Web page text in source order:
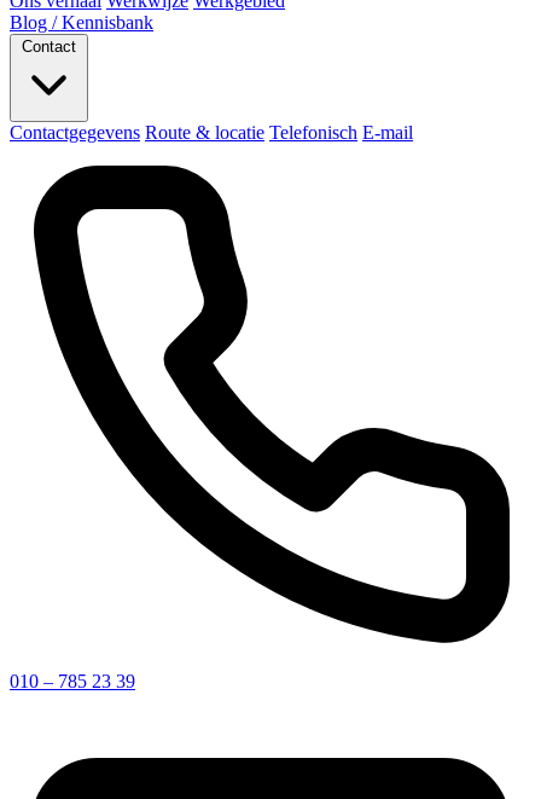
Blog / Kennisbank
Contactgegevens Route & locatie Telefonisch E-mail
010 – 785 23 39